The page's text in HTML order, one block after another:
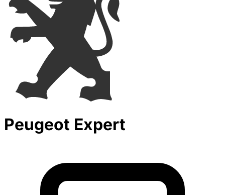
Peugeot Expert